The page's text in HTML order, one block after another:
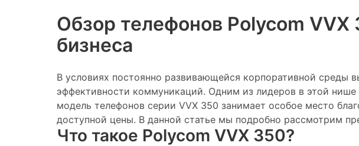
Обзор телефонов Polycom
бизнеса
В условиях постоянно развивающейся корпоративной среды
эффективности коммуникаций. Одним из лидеров в этой
модель телефонов серии VVX 350 занимает особое место
доступной цены. В данной статье мы подробно рассмотрим
Что такое Polycom VVX 350?